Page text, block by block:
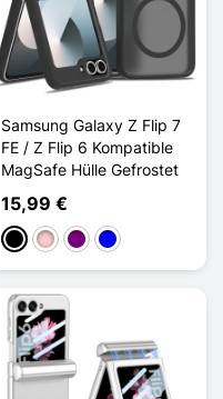
Samsung Galaxy Z Flip 7
FE / Z Flip 6 Kompatible
MagSafe Hülle Gefrostet
15,99 €
Schwarz
PinkViolettBlau